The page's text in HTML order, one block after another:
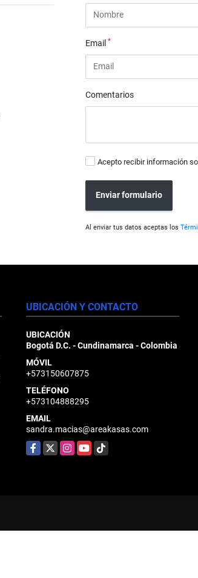
Email*
Comentarios
Acepto recibir información
Enviar formulario
Al enviar tus datos aceptas los
UBICACIÓN Y CONTACTO
UBICACIÓN
Bogotá D.C. - Cundinamarca - Colombia
MÓVIL
+573150607875
TELÉFONO
+573104888295
EMAIL
sandra.macias@areakasas.com
Facebook
X Instagram
YouTubeTikTok